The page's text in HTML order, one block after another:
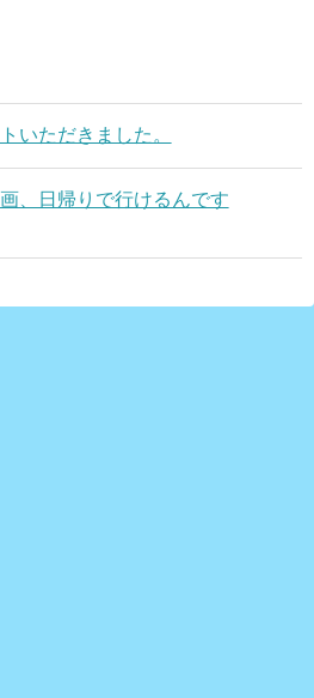
いただきました。
、日帰りで行けるんです